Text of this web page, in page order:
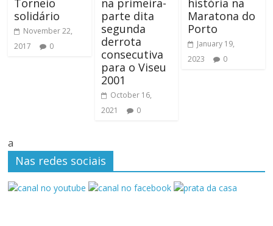
Torneio
solidário
November 22,
2017
0
na primeira-
parte dita
segunda
derrota
consecutiva
para o Viseu
2001
October 16,
2021
0
história na
Maratona do
Porto
January 19,
2023
0
a
Nas redes sociais